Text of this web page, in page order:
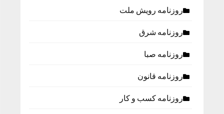
روزنامه رویش ملت
روزنامه شرق
روزنامه صبا
روزنامه قانون
روزنامه كسب و كار